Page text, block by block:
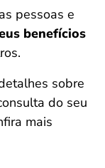
pessoas e
benefícios
sobre
do seu
mais